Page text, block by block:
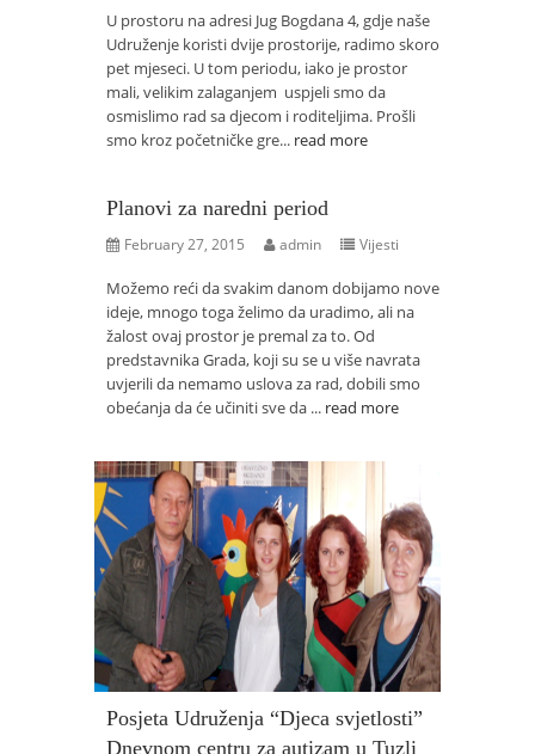
U prostoru na adresi Jug Bogdana 4, gdje naše
Udruženje koristi dvije prostorije, radimo skoro
pet mjeseci. U tom periodu, iako je prostor
mali, velikim zalaganjem uspjeli smo da
osmislimo rad sa djecom i roditeljima. Prošli
smo kroz početničke gre... read more
Planovi za naredni period
February 27, 2015 admin Vijesti
Možemo reći da svakim danom dobijamo nove
ideje, mnogo toga želimo da uradimo, ali na
žalost ovaj prostor je premal za to. Od
predstavnika Grada, koji su se u više navrata
uvjerili da nemamo uslova za rad, dobili smo
obećanja da će učiniti sve da ... read more
Posjeta Udruženja “Djeca svjetlosti”
Dnevnom centru za autizam u Tuzli